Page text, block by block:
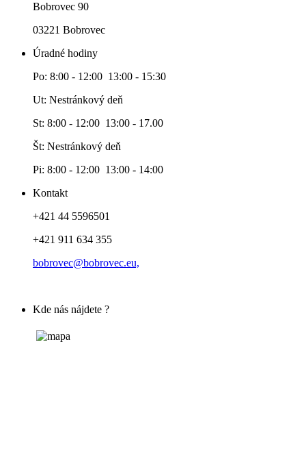
Bobrovec 90
03221 Bobrovec
Úradné hodiny
Po: 8:00 - 12:00 13:00 - 15:30
Ut: Nestránkový deň
St: 8:00 - 12:00 13:00 - 17.00
Št: Nestránkový deň
Pi: 8:00 - 12:00 13:00 - 14:00
Kontakt
+421 44 5596501
+421 911 634 355
bobrovec@bobrovec.eu,
Kde nás nájdete ?